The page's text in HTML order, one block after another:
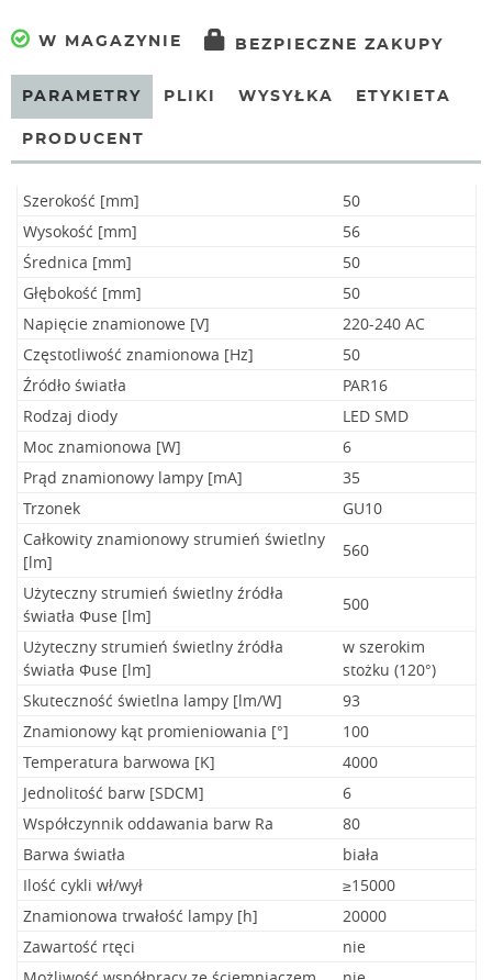
W MAGAZYNIE BEZPIECZNE ZAKUPY
PARAMETRY PLIKI WYSYŁKA ETYKIETA
PRODUCENT
Szerokość [mm]
50
Wysokość [mm]
56
Średnica [mm]
50
Głębokość [mm]
50
Napięcie znamionowe [V]
220-240 AC
Częstotliwość znamionowa [Hz]
50
Źródło światła
PAR16
Rodzaj diody
LED SMD
Moc znamionowa [W]
6
Prąd znamionowy lampy [mA]
35
Trzonek
GU10
Całkowity znamionowy strumień świetlny
[lm]
560
Użyteczny strumień świetlny źródła
światła Φuse [lm]
500
Użyteczny strumień świetlny źródła
światła Φuse [lm]
w szerokim
stożku (120°)
Skuteczność świetlna lampy [lm/W]
93
Znamionowy kąt promieniowania [°]
100
Temperatura barwowa [K]
4000
Jednolitość barw [SDCM]
6
Współczynnik oddawania barw Ra
80
Barwa światła
biała
Ilość cykli wł/wył
≥15000
Znamionowa trwałość lampy [h]
20000
Zawartość rtęci
nie